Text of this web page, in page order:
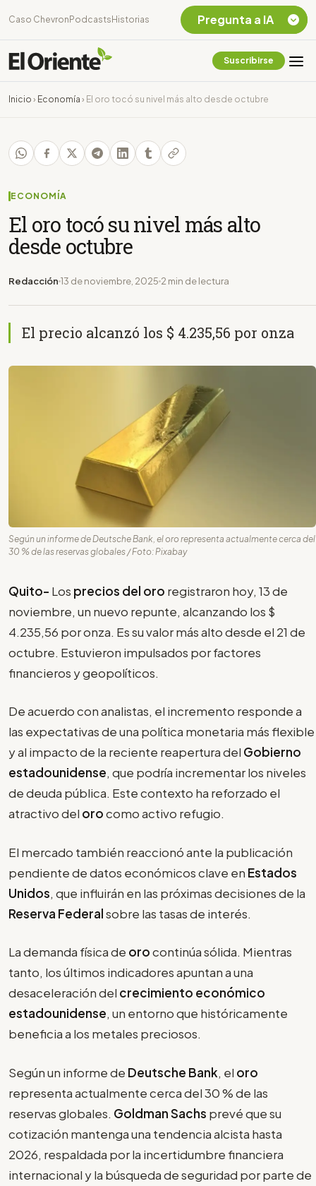
Caso Chevron Podcasts Historias
Suscribirse
Inicio › Economía › El oro tocó su nivel más alto desde octubre
ECONOMÍA
El oro tocó su nivel más alto
desde octubre
Redacción 13 de noviembre, 2025 2 min de lectura
El precio alcanzó los $ 4.235,56 por onza
Según un informe de Deutsche Bank, el oro representa actualmente cerca del
30 % de las reservas globales / Foto: Pixabay
Quito- Los precios del oro registraron hoy, 13 de
noviembre, un nuevo repunte, alcanzando los $
4.235,56 por onza. Es su valor más alto desde el 21 de
octubre. Estuvieron impulsados por factores
financieros y geopolíticos.
De acuerdo con analistas, el incremento responde a
las expectativas de una política monetaria más flexible
y al impacto de la reciente reapertura del Gobierno
estadounidense, que podría incrementar los niveles
de deuda pública. Este contexto ha reforzado el
atractivo del orocomo activo refugio.
El mercado también reaccionó ante la publicación
pendiente de datos económicos clave en Estados
Unidos, que influirán en las próximas decisiones de la
Reserva Federalsobre las tasas de interés.
La demanda física de orocontinúa sólida. Mientras
tanto, los últimos indicadores apuntan a una
desaceleración del crecimiento económico
estadounidense, un entorno que históricamente
beneficia a los metales preciosos.
Según un informe de Deutsche Bank, el oro
representa actualmente cerca del 30 % de las
reservas globales. Goldman Sachs prevé que su
cotización mantenga una tendencia alcista hasta
2026, respaldada por la incertidumbre financiera
internacional y la búsqueda de seguridad por parte de
Pregunta a IA
Chevron Ecuador